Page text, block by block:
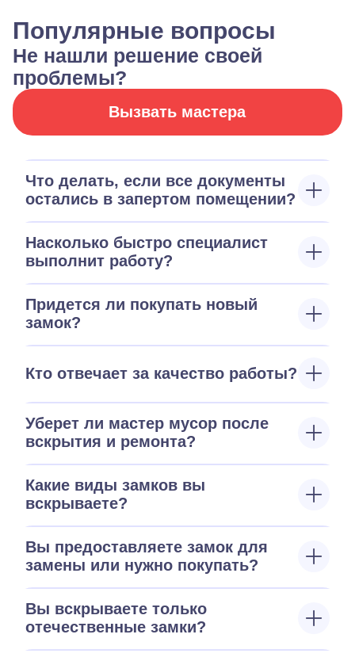
Популярные вопросы
Не нашли решение своей
проблемы?
Вызвать мастера
Что делать, если все документы
остались в запертом помещении?
Насколько быстро специалист
выполнит работу?
Придется ли покупать новый
замок?
Кто отвечает за качество работы?
Уберет ли мастер мусор после
вскрытия и ремонта?
Какие виды замков вы
вскрываете?
Вы предоставляете замок для
замены или нужно покупать?
Вы вскрываете только
отечественные замки?